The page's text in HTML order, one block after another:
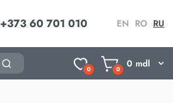
+373 60 701 010 EN RO RU
0 0 0 mdl